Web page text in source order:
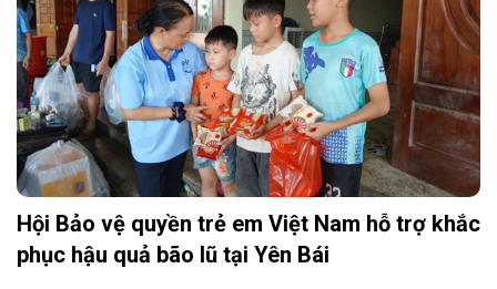
Hội Bảo vệ quyền trẻ em Việt Nam hỗ trợ khắc
phục hậu quả bão lũ tại Yên Bái